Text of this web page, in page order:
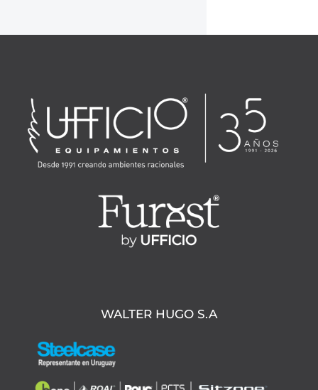
WALTER HUGO S.A